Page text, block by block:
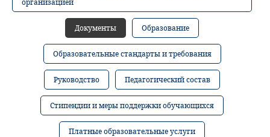
организацией
Документы Образование
Образовательные стандарты и требования
Руководство Педагогический состав
Стипендии и меры поддержки обучающихся
Платные образовательные услуги